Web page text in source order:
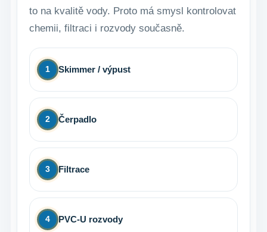
to na kvalitě vody. Proto má smysl kontrolovat
chemii, filtraci i rozvody současně.
1 Skimmer / výpust
2 Čerpadlo
3 Filtrace
4 PVC-U rozvody